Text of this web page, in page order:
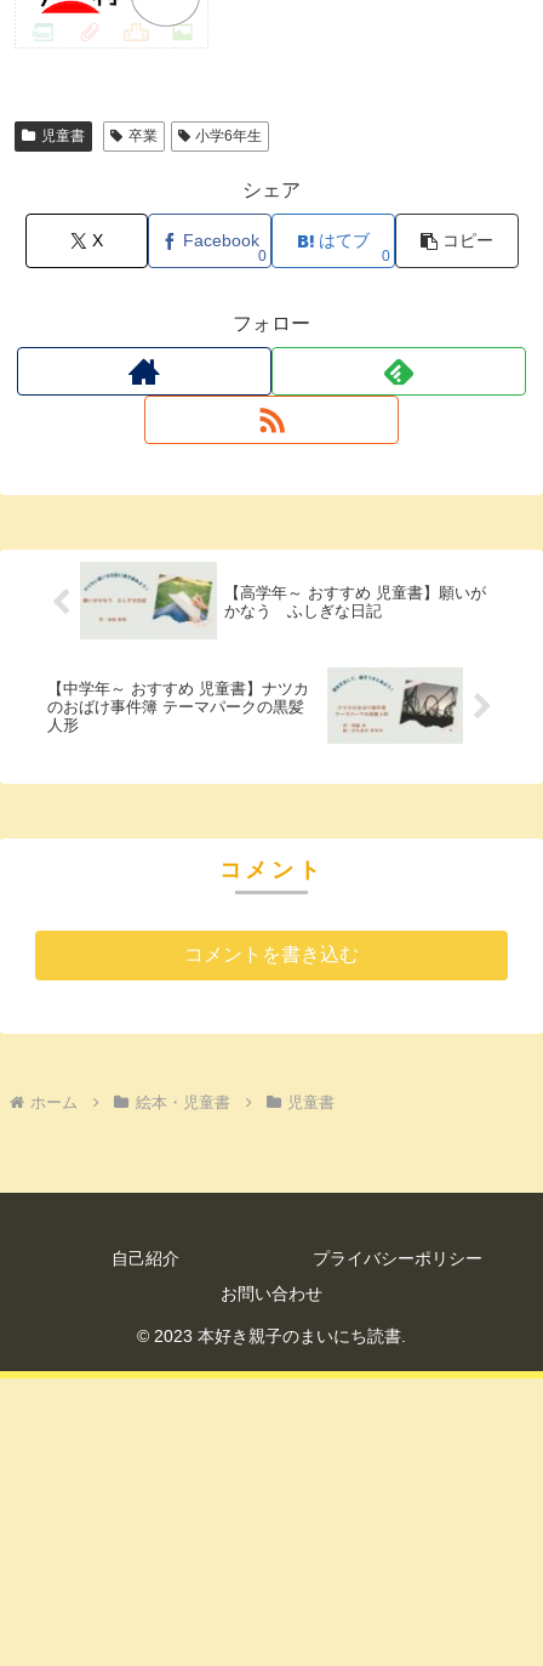
児童書 卒業 小学6年生
シェア
X Facebook
0
はてブ
0
コピー
フォロー
【高学年～ おすすめ 児童書】願いが
かなう ふしぎな日記
【中学年～ おすすめ 児童書】ナツカ
のおばけ事件簿 テーマパークの黒髪
人形
コメント
コメントを書き込む
ホーム 絵本・児童書 児童書
自己紹介
プライバシーポリシー
お問い合わせ
© 2023 本好き親子のまいにち読書.